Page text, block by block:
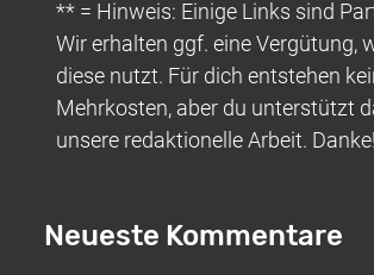
** = Hinweis: Einige Links sind
Wir erhalten ggf. eine Vergütung,
diese nutzt. Für dich entstehen
Mehrkosten, aber du unterstützt
unsere redaktionelle Arbeit.
Neueste Kommentare